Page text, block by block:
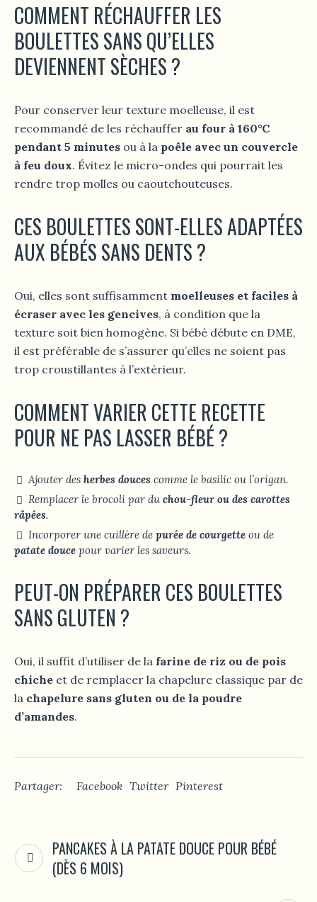
COMMENT RÉCHAUFFER LES
BOULETTES SANS QU’ELLES
DEVIENNENT SÈCHES ?
Pour conserver leur texture moelleuse, il est
recommandé de les réchauffer au four à 160°C
pendant 5 minutes ou à la poêle avec un couvercle
à feu doux. Évitez le micro-ondes qui pourrait les
rendre trop molles ou caoutchouteuses.
CES BOULETTES SONT-ELLES ADAPTÉES
AUX BÉBÉS SANS DENTS ?
Oui, elles sont suffisamment moelleuses et faciles à
écraser avec les gencives, à condition que la
texture soit bien homogène. Si bébé débute en DME,
il est préférable de s’assurer qu’elles ne soient pas
trop croustillantes à l’extérieur.
COMMENT VARIER CETTE RECETTE
POUR NE PAS LASSER BÉBÉ ?
Ajouter des herbes douces comme le basilic ou l’origan.
Remplacer le brocoli par du chou-fleur ou des carottes
râpées.
Incorporer une cuillère de purée de courgette ou de
patate douce pour varier les saveurs.
PEUT-ON PRÉPARER CES BOULETTES
SANS GLUTEN ?
Oui, il suffit d’utiliser de la farine de riz ou de pois
chiche et de remplacer la chapelure classique par de
la chapelure sans gluten ou de la poudre
d’amandes.
Partager: Facebook Twitter Pinterest
PANCAKES À LA PATATE DOUCE POUR BÉBÉ
(DÈS 6 MOIS)